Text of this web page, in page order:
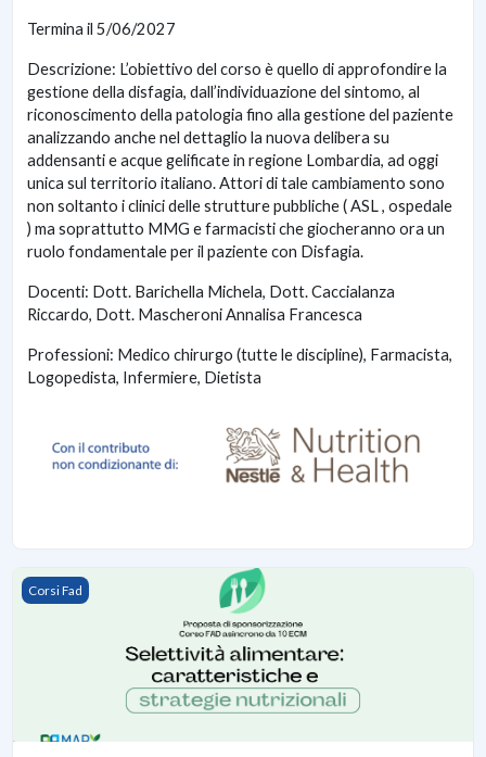
Termina il 5/06/2027
Descrizione: L’obiettivo del corso è quello di approfondire la
gestione della disfagia, dall’individuazione del sintomo, al
riconoscimento della patologia fino alla gestione del paziente
analizzando anche nel dettaglio la nuova delibera su
addensanti e acque gelificate in regione Lombardia, ad oggi
unica sul territorio italiano. Attori di tale cambiamento sono
non soltanto i clinici delle strutture pubbliche ( ASL , ospedale
) ma soprattutto MMG e farmacisti che giocheranno ora un
ruolo fondamentale per il paziente con Disfagia.
Docenti: Dott. Barichella Michela, Dott. Caccialanza
Riccardo, Dott. Mascheroni Annalisa Francesca
Professioni: Medico chirurgo (tutte le discipline), Farmacista,
Logopedista, Infermiere, Dietista
SELETTIVITÀ ALIMENTARE: CARATTERISTICHE E
Corsi Fad